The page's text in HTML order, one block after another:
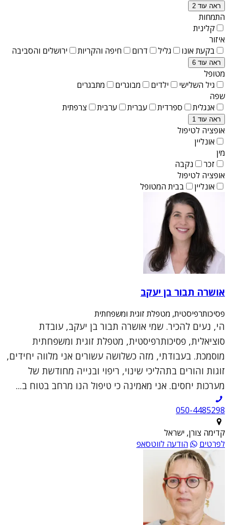
ראה עוד 2
התמחות
קלינית
איזור
בקעת אונו
גליל דרום חיפה והקריות ירושלים והסביבה
ראה עוד 6
מטופל
גיל השלישי
ילדים מבוגרים
מתבגרים
שפה
אנגלית
ספרדית עברית ערבית צרפתית
ראה עוד 1
אופציה לטיפול
אונליין
מין
זכר
נקבה
אופציה לטיפול
אונליין
בבית המטופל
אושרה תבור בן יעקב
פסיכותרפיסטית, מטפלת זוגית ומשפחתית
הי, נעים להכיר. שמי אושרה תבור בן יעקב, עובדת
סוציאלית, פסיכותרפיסטית, מטפלת זוגית ומשפחתית
מוסמכת. בעבודתי, מזה כשלושה עשורים אני מלווה יחידים,
זוגות והורים בתהליכי שינוי, ריפוי ובנייה מחודשת של
מערכות יחסים. אני מאמינה כי טיפול הנו מרחב בטוח ב...
050-4485298
קדימה צורן, ישראל
לפרטים
הודעה לווטסאפ